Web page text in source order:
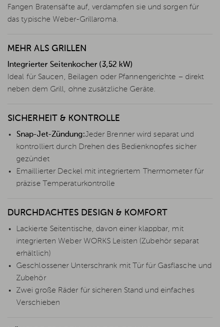
Fangen Bratensäfte auf, verdampfen sie und sorgen für
das typische Weber-Grillaroma.
MEHR ALS GRILLEN
Integrierter Seitenkocher (3,52 kW)
Ideal für Saucen, Beilagen oder Pfannengerichte – direkt
neben dem Grill, ohne zusätzliche Geräte.
SICHERHEIT & KONTROLLE
Snap-Jet-Zündung:Jeder Brenner wird separat und
kontrolliert durch Drehen des Bedienknopfes sicher
gezündet
Emaillierter Deckel mit integriertem Thermometer für
präzise Temperaturkontrolle
DURCHDACHTES DESIGN & KOMFORT
Lackierte Seitentische, davon einer klappbar, mit
integrierten Weber WORKS Leisten (Zubehör separat
erhältlich)
Geschlossener Unterschrank mit Tür für Gasflasche und
Zubehör
Zwei große Räder für sicheren Stand und einfaches
Verschieben